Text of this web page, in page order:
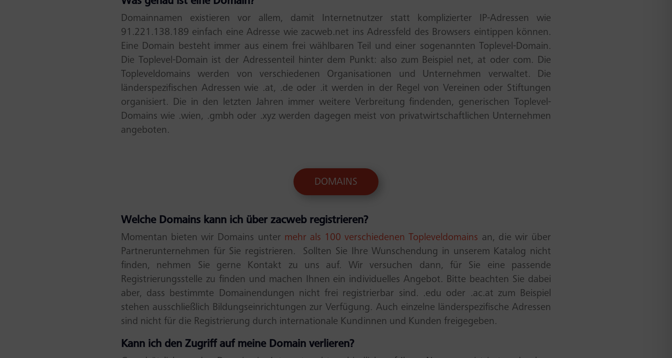
Domainnamen existieren vor allem, damit Internetnutzer statt komplizierter IP-Adressen wie
91.221.138.189 einfach eine Adresse wie zacweb.net ins Adressfeld des Browsers eintippen können.
Eine Domain besteht immer aus einem frei wählbaren Teil und einer sogenannten Toplevel-Domain.
Die Toplevel-Domain ist der Adressenteil hinter dem Punkt: also zum Beispiel net, at oder com. Die
Topleveldomains werden von verschiedenen Organisationen und Unternehmen verwaltet. Die
länderspezifischen Adressen wie .at, .de oder .it werden in der Regel von Vereinen oder Stiftungen
organisiert. Die in den letzten Jahren immer weitere Verbreitung findenden, generischen Toplevel-
Domains wie .wien, .gmbh oder .xyz werden dagegen meist von privatwirtschaftlichen Unternehmen
angeboten.
DOMAINS
Welche Domains kann ich über zacweb registrieren?
Momentan bieten wir Domains unter mehr als 100 verschiedenen Topleveldomains an, die wir über
Partnerunternehmen für Sie registrieren. Sollten Sie Ihre Wunschendung in unserem Katalog nicht
finden, nehmen Sie gerne Kontakt zu uns auf. Wir versuchen dann, für Sie eine passende
Registrierungsstelle zu finden und machen Ihnen ein individuelles Angebot. Bitte beachten Sie dabei
aber, dass bestimmte Domainendungen nicht frei registrierbar sind. .edu oder .ac.at zum Beispiel
stehen ausschließlich Bildungseinrichtungen zur Verfügung. Auch einzelne länderspezifische Adressen
sind nicht für die Registrierung durch internationale Kundinnen und Kunden freigegeben.
Kann ich den Zugriff auf meine Domain verlieren?